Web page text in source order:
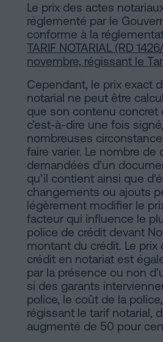
Le prix des actes
réglementé par le
conforme à la
TARIF NOTARIAL (RD
novembre, régissant le
Cependant, le prix exact
notarial ne peut être
que son contenu concret
c’est-à-dire une fois
nombreuses
faire varier. Le nombre de
demandées d’un
qu’il contient ainsi que
changements ou ajouts
légèrement modifier le
facteur qui influence le
police de crédit devant
montant du crédit. Le prix
crédit en notariat est
par la présence ou non
si des garants
police, le coût de la
régissant le tarif notarial,
augmenté de 50 pour